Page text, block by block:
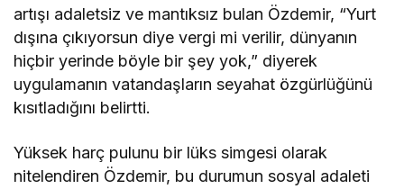
artışı adaletsiz ve mantıksız bulan Özdemir, “Yurt
dışına çıkıyorsun diye vergi mi verilir, dünyanın
hiçbir yerinde böyle bir şey yok,” diyerek
uygulamanın vatandaşların seyahat özgürlüğünü
kısıtladığını belirtti.
Yüksek harç pulunu bir lüks simgesi olarak
nitelendiren Özdemir, bu durumun sosyal adaleti